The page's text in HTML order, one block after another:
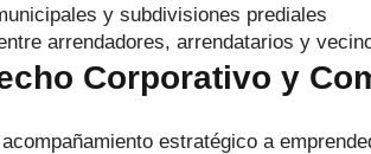
y subdivisiones prediales
arrendadores, arrendatarios y
Corporativo y
estratégico a